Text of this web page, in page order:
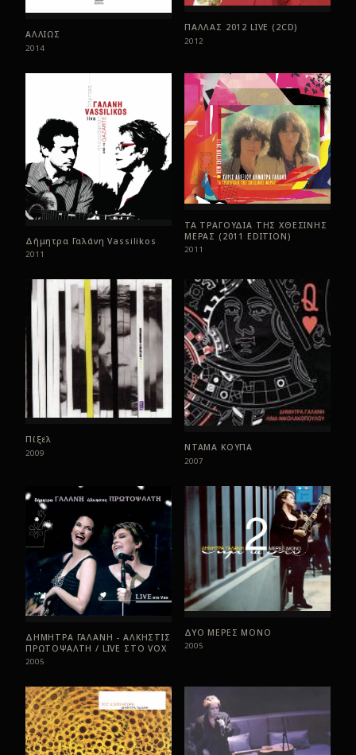
ΑΛΛΙΩΣ
2014
ΠΑΛΛΑΣ 2012 LIVE (2CD)
2012
Δήμητρα Γαλάνη Vassilikos
2011
ΤΑ ΤΡΑΓΟΥΔΙΑ ΤΗΣ ΧΘΕΣΙΝΗΣ
ΜΕΡΑΣ (2011 EDITION)
2011
Πίξελ
2009
ΝΤΑΜΑ ΚΟΥΠΑ
2007
ΔΗΜΗΤΡΑ ΓΑΛΑΝΗ - ΑΛΚΗΣΤΙΣ
ΠΡΩΤΟΨΑΛΤΗ / LIVE ΣTO VOX
2005
ΔΥΟ ΜΕΡΕΣ ΜΟΝΟ
2005